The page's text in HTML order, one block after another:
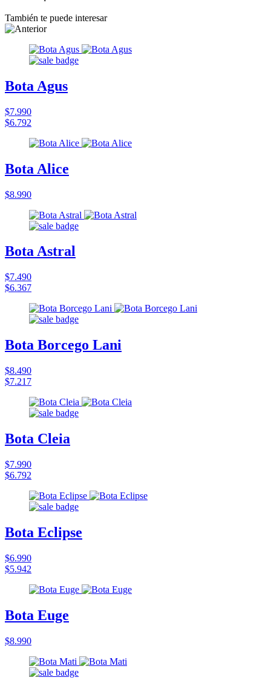
También te puede interesar
Bota Agus
$7.990
$6.792
Bota Alice
$8.990
Bota Astral
$7.490
$6.367
Bota Borcego Lani
$8.490
$7.217
Bota Cleia
$7.990
$6.792
Bota Eclipse
$6.990
$5.942
Bota Euge
$8.990